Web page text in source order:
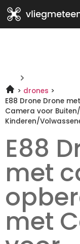
drones
E88 Drone Drone
Camera voor
Kinderen/
E88
met
met